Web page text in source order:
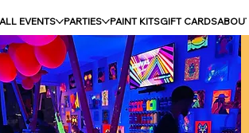
EVENTS PARTIES PAINT KITSGIFT CARDS